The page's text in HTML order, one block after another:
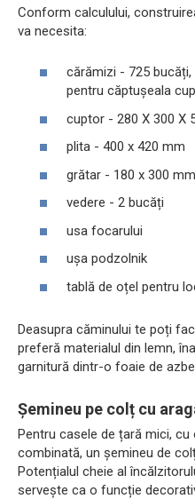
Conform calculului,
va necesita:
cărămizi - 725
pentru căptușeala
cuptor - 280 X 300 X
plita - 400 x 420 mm
grătar - 180 x 300
vedere - 2 bucăți
usa focarului
ușa podzolnik
tablă de oțel pentru
Deasupra căminului te poți
preferă materialul din lemn,
garnitură dintr-o foaie de
Șemineu pe colț cu
Pentru casele de țară mici,
combinată, un șemineu de
Potențialul cheie al
servește ca o funcție